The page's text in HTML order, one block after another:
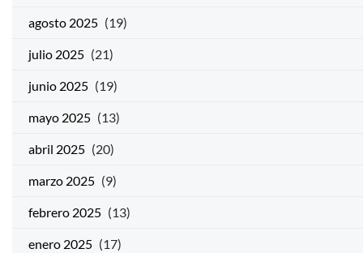
agosto 2025 (19)
julio 2025 (21)
junio 2025 (19)
mayo 2025 (13)
abril 2025 (20)
marzo 2025 (9)
febrero 2025 (13)
enero 2025 (17)